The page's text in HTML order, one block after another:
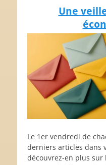
Une
Le 1er vendredi de
derniers articles dans
découvrez-en plus